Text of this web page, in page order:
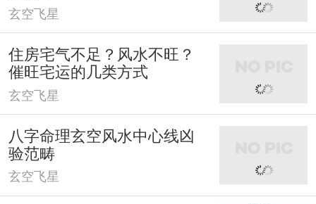
玄空飞星
住房宅气不足？风水不旺？
催旺宅运的几类方式
玄空飞星
八字命理玄空风水中心线凶
验范畴
玄空飞星